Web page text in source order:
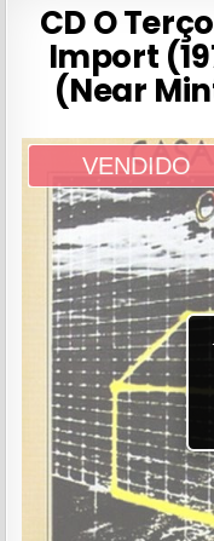
CD O
Import
(Near
VENDIDO